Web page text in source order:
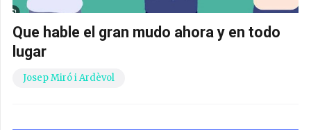
Que hable el gran mudo ahora y en todo
lugar
Josep Miró i Ardèvol